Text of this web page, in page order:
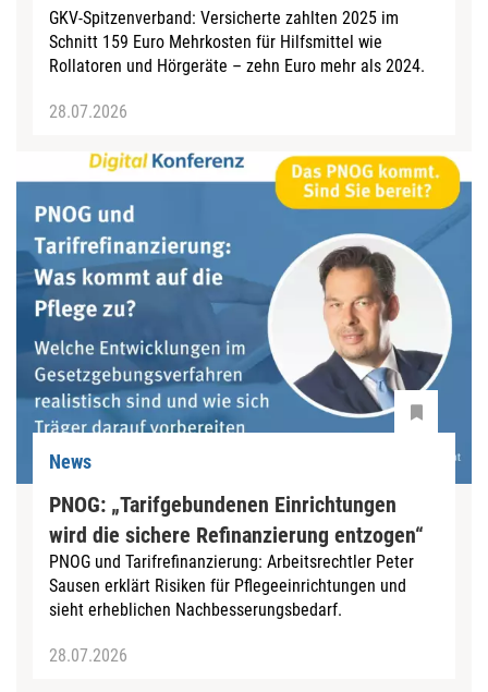
GKV-Spitzenverband: Versicherte zahlten 2025 im
Schnitt 159 Euro Mehrkosten für Hilfsmittel wie
Rollatoren und Hörgeräte – zehn Euro mehr als 2024.
28.07.2026
News
PNOG: „Tarifgebundenen Einrichtungen
wird die sichere Refinanzierung entzogen“
PNOG und Tarifrefinanzierung: Arbeitsrechtler Peter
Sausen erklärt Risiken für Pflegeeinrichtungen und
sieht erheblichen Nachbesserungsbedarf.
28.07.2026